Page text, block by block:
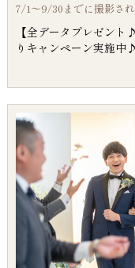
7/1～9/30までに撮影さ
【全データプレゼン
りキャンペーン実施中♪